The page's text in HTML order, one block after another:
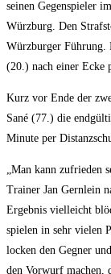
sei­nen Gegen­spie­ler
Würz­burg. Den
Würz­bur­ger Füh­rung.
(20.) nach einer Ecke
Kurz vor Ende der
Sané (77.) die
Minu­te per
„Man kann zufrie­den
Trai­ner Jan Gern­lein
Ergeb­nis viel­leicht
spie­len in sehr vie­len
locken den Geg­ner
den Vor­wurf machen,